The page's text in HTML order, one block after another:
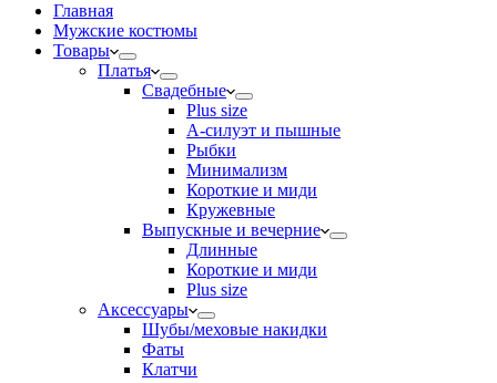
Главная
Мужские костюмы
Товары
Платья
Свадебные
Plus size
А-силуэт и пышные
Рыбки
Минимализм
Короткие и миди
Кружевные
Выпускные и вечерние
Длинные
Короткие и миди
Plus size
Аксессуары
Шубы/меховые накидки
Фаты
Клатчи